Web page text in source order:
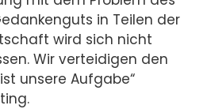
in Teilen der
wird sich nicht
Wir verteidigen den
unsere Aufgabe“